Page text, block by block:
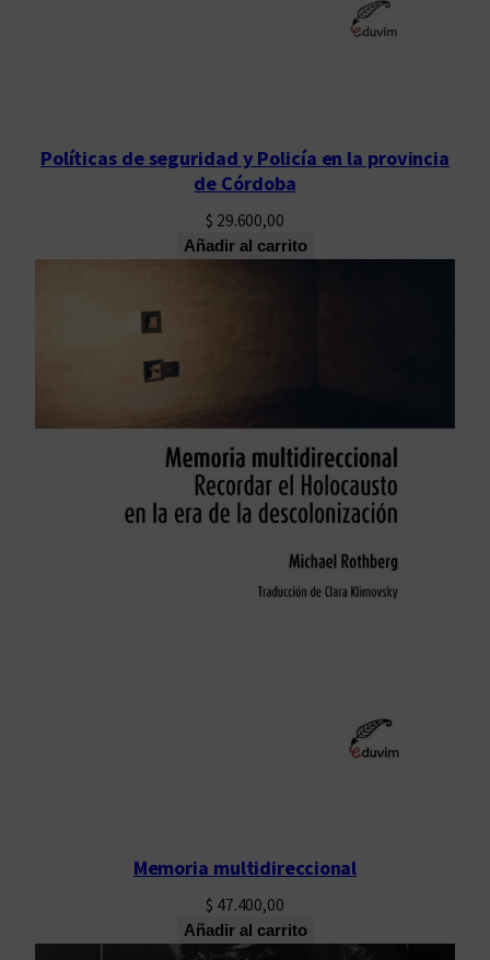
Políticas de seguridad y Policía en la provincia
de Córdoba
$ 29.600,00
Añadir al carrito
Memoria multidireccional
$ 47.400,00
Añadir al carrito